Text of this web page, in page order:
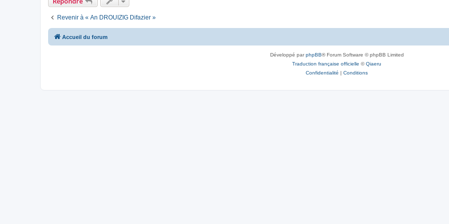
Revenir à « An DROUIZIG Difazier »
Accueil du forum
Développé parphpBB® Forum Software © phpBB Limited
Traduction française officielle ©Qiaeru
Confidentialité | Conditions